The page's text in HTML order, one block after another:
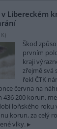
Libereckém
)
Škod
prvním
kraji
zřejmě svá
řekl ČTK
června na
200 korun,
loňského roku
korun, za celý
vlky.